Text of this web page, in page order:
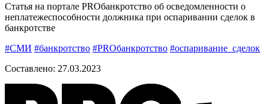
Статья на портале PROбанкротство об осведомленности о
неплатежеспособности должника при оспаривании сделок в
банкротстве
#СМИ #банкротство #PROбанкротство #оспаривание_сделок
Составлено: 27.03.2023